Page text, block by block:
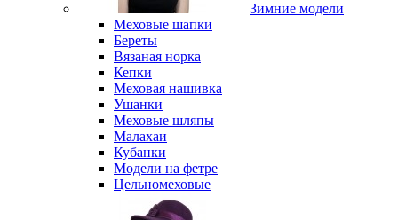
Зимние модели
Меховые шапки
Береты
Вязаная норка
Кепки
Меховая нашивка
Ушанки
Меховые шляпы
Малахаи
Кубанки
Модели на фетре
Цельномеховые